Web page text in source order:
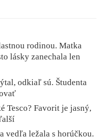
rodinou. Matka
lásky zanechala len
odkiaľ sú. Študenta
Tesco? Favorit je jasný,
vedľa ležala s horúčkou.